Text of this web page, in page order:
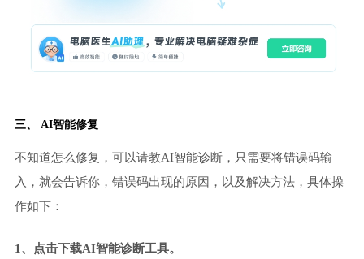
三、 AI智能修复
不知道怎么修复，可以请教AI智能诊断，只需要将错误码输
入，就会告诉你，错误码出现的原因，以及解决方法，具体操
作如下：
1、点击下载AI智能诊断工具。